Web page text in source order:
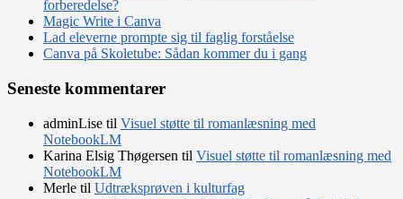
forberedelse?
Magic Write i Canva
Lad eleverne prompte sig til faglig forståelse
Canva på Skoletube: Sådan kommer du i gang
Seneste kommentarer
adminLise til Visuel støtte til romanlæsning med
NotebookLM
Karina Elsig Thøgersen til Visuel støtte til romanlæsning med
NotebookLM
Merle til Udtræksprøven i kulturfag